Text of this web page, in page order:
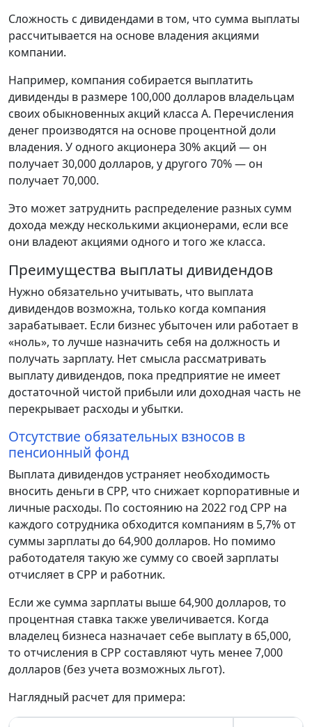
Сложность с дивидендами в том, что сумма выплаты
рассчитывается на основе владения акциями
компании.
Например, компания собирается выплатить
дивиденды в размере 100,000 долларов владельцам
своих обыкновенных акций класса A. Перечисления
денег производятся на основе процентной доли
владения. У одного акционера 30% акций — он
получает 30,000 долларов, у другого 70% — он
получает 70,000.
Это может затруднить распределение разных сумм
дохода между несколькими акционерами, если все
они владеют акциями одного и того же класса.
Преимущества выплаты дивидендов
Нужно обязательно учитывать, что выплата
дивидендов возможна, только когда компания
зарабатывает. Если бизнес убыточен или работает в
«ноль», то лучше назначить себя на должность и
получать зарплату. Нет смысла рассматривать
выплату дивидендов, пока предприятие не имеет
достаточной чистой прибыли или доходная часть не
перекрывает расходы и убытки.
Отсутствие обязательных взносов в
пенсионный фонд
Выплата дивидендов устраняет необходимость
вносить деньги в CPP, что снижает корпоративные и
личные расходы. По состоянию на 2022 год CPP на
каждого сотрудника обходится компаниям в 5,7% от
суммы зарплаты до 64,900 долларов. Но помимо
работодателя такую же сумму со своей зарплаты
отчисляет в CPP и работник.
Если же сумма зарплаты выше 64,900 долларов, то
процентная ставка также увеличивается. Когда
владелец бизнеса назначает себе выплату в 65,000,
то отчисления в CPP составляют чуть менее 7,000
долларов (без учета возможных льгот).
Наглядный расчет для примера: